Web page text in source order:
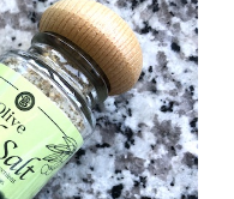
き魚（ア
ッパーバー
クラの豚巻